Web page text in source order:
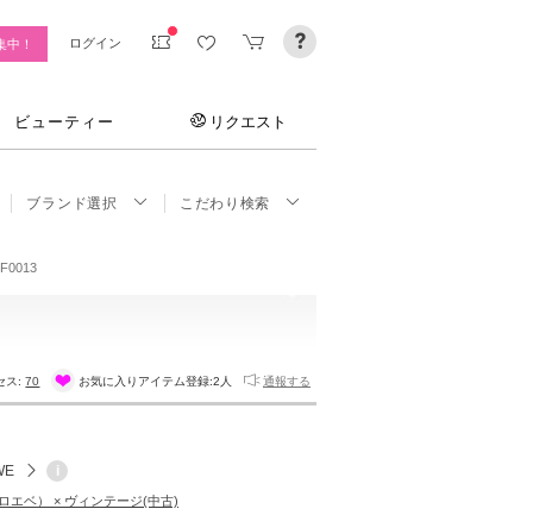
中！ ログイン
ビューティー リクエスト
ブランド選択 こだわり検索
ス:70 お気に入りアイテム登録:2人 通報する
i
エベ） × ヴィンテージ(中古)